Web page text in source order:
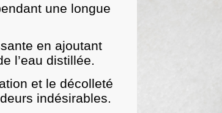
une longue
en ajoutant
l’eau distillée.
et le décolleté
indésirables.